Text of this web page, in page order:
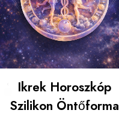
Ikrek Horoszkóp
Szilikon Öntőforma